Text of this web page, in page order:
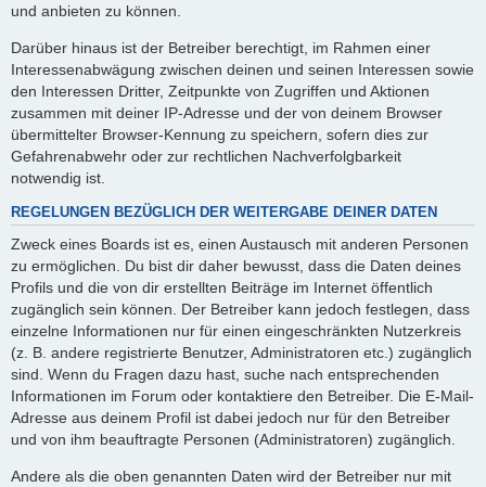
und anbieten zu können.
Darüber hinaus ist der Betreiber berechtigt, im Rahmen einer
Interessenabwägung zwischen deinen und seinen Interessen sowie
den Interessen Dritter, Zeitpunkte von Zugriffen und Aktionen
zusammen mit deiner IP-Adresse und der von deinem Browser
übermittelter Browser-Kennung zu speichern, sofern dies zur
Gefahrenabwehr oder zur rechtlichen Nachverfolgbarkeit
notwendig ist.
REGELUNGEN BEZÜGLICH DER WEITERGABE DEINER DATEN
Zweck eines Boards ist es, einen Austausch mit anderen Personen
zu ermöglichen. Du bist dir daher bewusst, dass die Daten deines
Profils und die von dir erstellten Beiträge im Internet öffentlich
zugänglich sein können. Der Betreiber kann jedoch festlegen, dass
einzelne Informationen nur für einen eingeschränkten Nutzerkreis
(z. B. andere registrierte Benutzer, Administratoren etc.) zugänglich
sind. Wenn du Fragen dazu hast, suche nach entsprechenden
Informationen im Forum oder kontaktiere den Betreiber. Die E-Mail-
Adresse aus deinem Profil ist dabei jedoch nur für den Betreiber
und von ihm beauftragte Personen (Administratoren) zugänglich.
Andere als die oben genannten Daten wird der Betreiber nur mit